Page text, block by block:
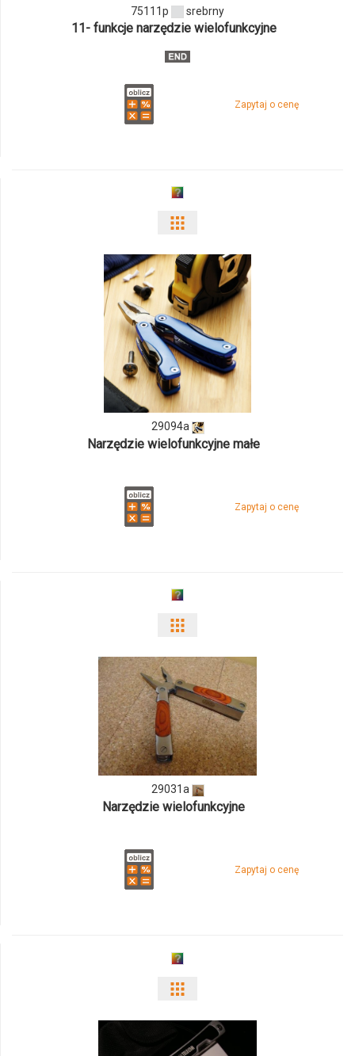
75111p srebrny
11- funkcje narzędzie wielofunkcyjne
Zapytaj o cenę
odmiany
i
ilości
produktu
29094a
29094a
Narzędzie wielofunkcyjne małe
Zapytaj o cenę
odmiany
i
ilości
produktu
29031a
29031a
Narzędzie wielofunkcyjne
Zapytaj o cenę
odmiany
i